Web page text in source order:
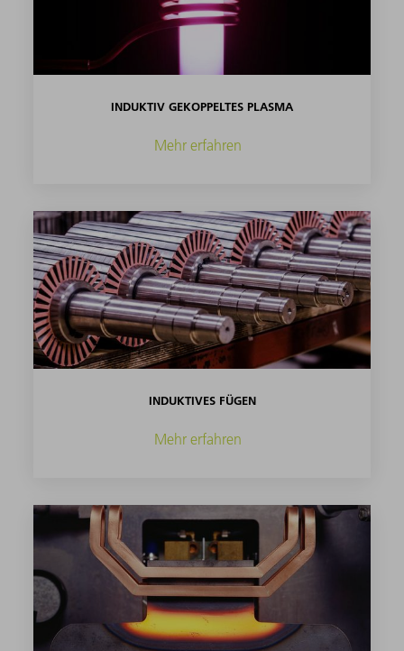
INDUKTIV GEKOPPELTES PLASMA
Mehr erfahren
INDUKTIVES FÜGEN
Mehr erfahren